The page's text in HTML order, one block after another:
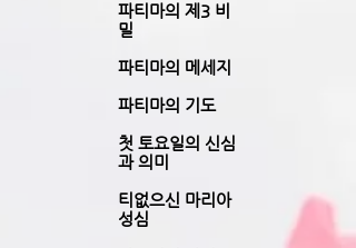
파티마의 제3 비
밀
파티마의 메세지
파티마의 기도
첫 토요일의 신심
과 의미
티없으신 마리아
성심